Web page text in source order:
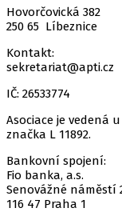
Hovorčovická 382
250 65 Líbeznice
Kontakt:
sekretariat@apti.cz
IČ: 26533774
Asociace je vedená
značka L 11892.
Bankovní spojení:
Fio banka, a.s.
Senovážné náměstí
116 47 Praha 1